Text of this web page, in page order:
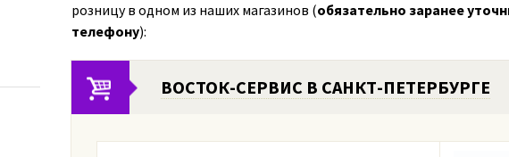
розницу в одном из наших магазинов (обязательно заранее
телефону):
ВОСТОК-СЕРВИС В САНКТ-ПЕТЕРБУРГЕ
рабочей зоны (а также пыль, туман, дым)